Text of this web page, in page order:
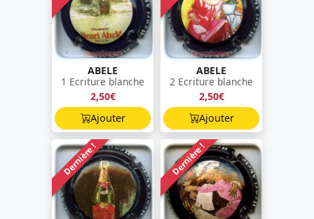
ABELE
1 Ecriture blanche
2,50€
Ajouter
ABELE
2 Ecriture blanche
2,50€
Ajouter
Dernière ! Dernière !